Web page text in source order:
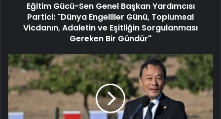
Eğitim Gücü-Sen Genel Başkan Yardımcısı
Partici: "Dünya Engelliler Günü, Toplumsal
Vicdanın, Adaletin ve Eşitliğin Sorgulanması
Gereken Bir Gündür"